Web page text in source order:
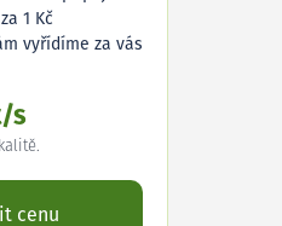
1 Kč
vyřídíme za vás
s
cenu